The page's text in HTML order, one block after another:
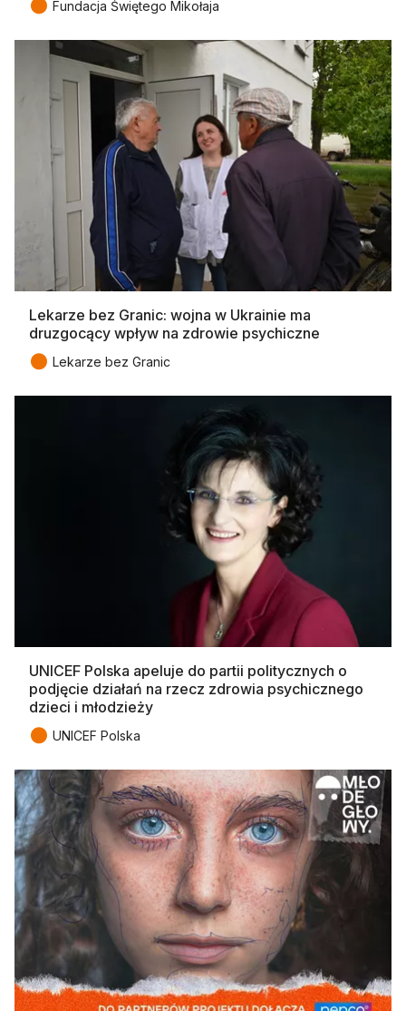
● Fundacja Świętego Mikołaja
Lekarze bez Granic: wojna w Ukrainie ma
druzgocący wpływ na zdrowie psychiczne
● Lekarze bez Granic
UNICEF Polska apeluje do partii politycznych o
podjęcie działań na rzecz zdrowia psychicznego
dzieci i młodzieży
● UNICEF Polska